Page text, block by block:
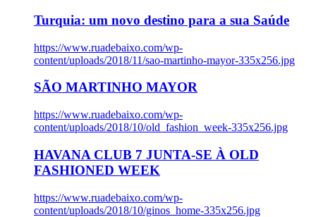
Turquia: um novo destino para a sua Saúde
https://www.ruadebaixo.com/wp-
content/uploads/2018/11/sao-martinho-mayor-335x256.jpg
SÃO MARTINHO MAYOR
https://www.ruadebaixo.com/wp-
content/uploads/2018/10/old_fashion_week-335x256.jpg
HAVANA CLUB 7 JUNTA-SE À OLD
FASHIONED WEEK
https://www.ruadebaixo.com/wp-
content/uploads/2018/10/ginos_home-335x256.jpg